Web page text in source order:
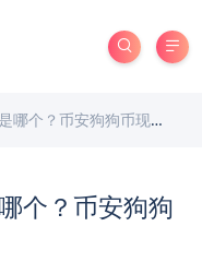
币安狗狗币现货交易教学
个？币安狗狗